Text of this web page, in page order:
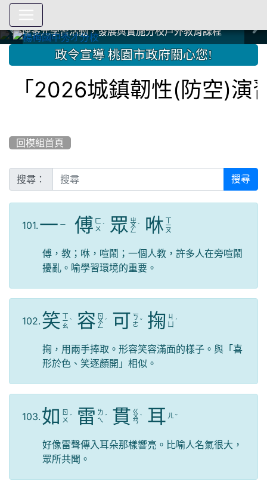
中國信託商業銀行 2023.04.22 愛傳球計畫
中國信託商業銀行 2023.04.22 愛傳球計畫
辦理多元學習活動，發展與實施分校戶外教育課程
辦理多元學習活動，發展與實施分校戶外教育課程
爭取社會資源，傳愛與溫暖：2024.3.19 桃園市家長會與桃
園女子美容商業童也工會義剪活動
爭取社會資源，傳愛與溫暖：2024.3.19 桃園市家長會與桃
園女子美容商業童也工會義剪活動
112學年度畢業學生與師長合照
112學年度畢業學生與師長合照
辦理多元學習活動，發展與實施分校戶外教育課程
辦理多元學習活動，發展與實施分校戶外教育課程
爭取社會資源，傳愛與溫暖：110.12.22 國際獅子會與本校
師生歲末感恩活動
爭取社會資源，傳愛與溫暖：110.12.22 國際獅子會與本校
師生歲末感恩活動
爭取社會資源，傳愛與溫暖：110.12.22 國際獅子會贈送本
校學生耶誕禮物
爭取社會資源，傳愛與溫暖：110.12.22 國際獅子會贈送本
校學生耶誕禮物
112.9.27參觀客家博覽會
112.9.27參觀客家博覽會
2023.12.27 國際獅子會贈送本校學生耶誕禮物
2023.12.27 國際獅子會贈送本校學生耶誕禮物
2023.12.27 國際獅子會贊助本校學生獎助學金
2023.12.27 國際獅子會贊助本校學生獎助學金
2023.12.27 聖誕感恩歌謠競賽；本校師生與國際獅子會獅
兄、師姐同樂
2023.12.27 聖誕感恩歌謠競賽；本校師生與國際獅子會獅
兄、師姐同樂
建置優質學習空間；合作互惠，建立良善公共關係
建置優質學習空間；合作互惠，建立良善公共關係
::: 政令宣導 桃園市政府關心您!
2026城鎮韌性(防空)演習
回模組首頁
搜尋： 搜尋
101. 一 ㄧ 傅 ㄈ
ㄨ ˋ 眾 ㄓ
ㄨ
ㄥ
ˋ 咻 ㄒ
ㄧ
ㄡ
傅，教；咻，喧鬧；一個人教，許多人在旁喧鬧
擾亂。喻學習環境的重要。
102. 笑 ㄒ
ㄧ
ㄠ
ˋ 容 ㄖ
ㄨ
ㄥ
ˊ 可 ㄎ
ㄜ ˇ 掬 ㄐ
ˊ
掬，用兩手捧取。形容笑容滿面的樣子。與「喜
形於色、笑逐顏開」相似。
103. 如 ㄖ
ㄨ ˊ 雷 ㄌ
ㄟ ˊ 貫 ㄍ
ㄨ
ㄢ
ˋ 耳 ㄦ ˇ
好像雷聲傳入耳朵那樣響亮。比喻人名氣很大，
眾所共聞。